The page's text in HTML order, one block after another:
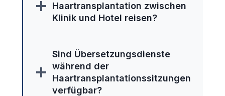
Haartransplantation zwischen
Klinik und Hotel reisen?
Sind Übersetzungsdienste
während der
Haartransplantationssitzungen
verfügbar?